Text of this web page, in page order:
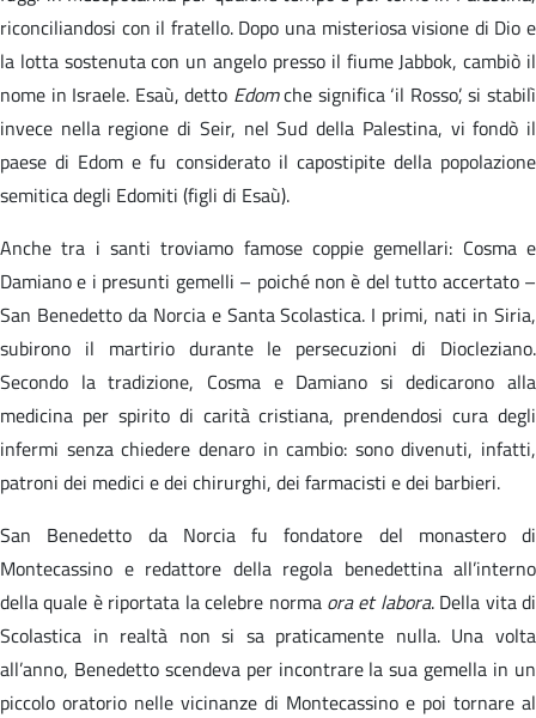
riconciliandosi con il fratello. Dopo una misteriosa visione di Dio e
la lotta sostenuta con un angelo presso il fiume Jabbok, cambiò il
nome in Israele. Esaù, detto Edomche significa ‘il Rosso’, si stabilì
invece nella regione di Seir, nel Sud della Palestina, vi fondò il
paese di Edom e fu considerato il capostipite della popolazione
semitica degli Edomiti (figli di Esaù).
Anche tra i santi troviamo famose coppie gemellari: Cosma e
Damiano e i presunti gemelli – poiché non è del tutto accertato –
San Benedetto da Norcia e Santa Scolastica. I primi, nati in Siria,
subirono il martirio durante le persecuzioni di Diocleziano.
Secondo la tradizione, Cosma e Damiano si dedicarono alla
medicina per spirito di carità cristiana, prendendosi cura degli
infermi senza chiedere denaro in cambio: sono divenuti, infatti,
patroni dei medici e dei chirurghi, dei farmacisti e dei barbieri.
San Benedetto da Norcia fu fondatore del monastero di
Montecassino e redattore della regola benedettina all’interno
della quale è riportata la celebre norma ora et labora. Della vita di
Scolastica in realtà non si sa praticamente nulla. Una volta
all’anno, Benedetto scendeva per incontrare la sua gemella in un
piccolo oratorio nelle vicinanze di Montecassino e poi tornare al